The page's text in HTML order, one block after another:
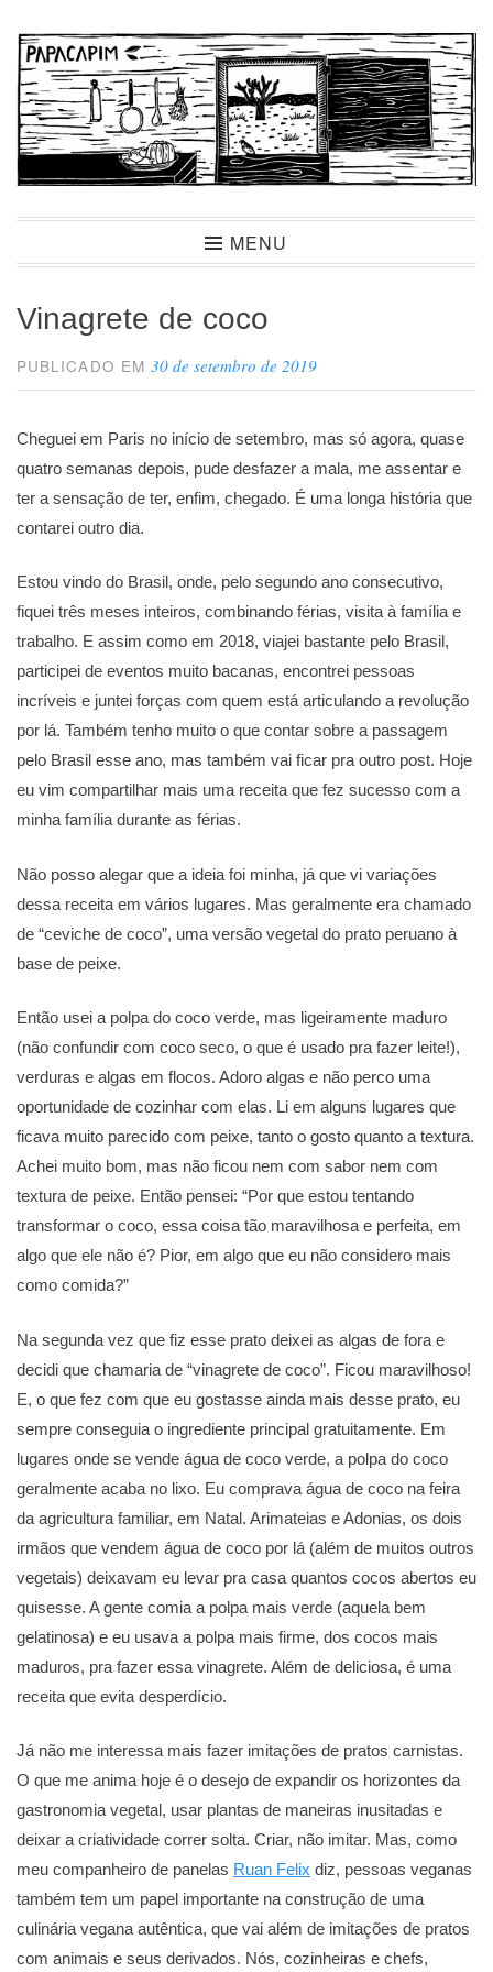
para
conteúdo
PapacapimMENU
Vinagrete de coco
PUBLICADO EM30 de setembro de 2019
Cheguei em Paris no início de setembro, mas só agora, quase
quatro semanas depois, pude desfazer a mala, me assentar e
ter a sensação de ter, enfim, chegado. É uma longa história que
contarei outro dia.
Estou vindo do Brasil, onde, pelo segundo ano consecutivo,
fiquei três meses inteiros, combinando férias, visita à família e
trabalho. E assim como em 2018, viajei bastante pelo Brasil,
participei de eventos muito bacanas, encontrei pessoas
incríveis e juntei forças com quem está articulando a revolução
por lá. Também tenho muito o que contar sobre a passagem
pelo Brasil esse ano, mas também vai ficar pra outro post. Hoje
eu vim compartilhar mais uma receita que fez sucesso com a
minha família durante as férias.
Não posso alegar que a ideia foi minha, já que vi variações
dessa receita em vários lugares. Mas geralmente era chamado
de “ceviche de coco”, uma versão vegetal do prato peruano à
base de peixe.
Então usei a polpa do coco verde, mas ligeiramente maduro
(não confundir com coco seco, o que é usado pra fazer leite!),
verduras e algas em flocos. Adoro algas e não perco uma
oportunidade de cozinhar com elas. Li em alguns lugares que
ficava muito parecido com peixe, tanto o gosto quanto a textura.
Achei muito bom, mas não ficou nem com sabor nem com
textura de peixe. Então pensei: “Por que estou tentando
transformar o coco, essa coisa tão maravilhosa e perfeita, em
algo que ele não é? Pior, em algo que eu não considero mais
como comida?”
Na segunda vez que fiz esse prato deixei as algas de fora e
decidi que chamaria de “vinagrete de coco”. Ficou maravilhoso!
E, o que fez com que eu gostasse ainda mais desse prato, eu
sempre conseguia o ingrediente principal gratuitamente. Em
lugares onde se vende água de coco verde, a polpa do coco
geralmente acaba no lixo. Eu comprava água de coco na feira
da agricultura familiar, em Natal. Arimateias e Adonias, os dois
irmãos que vendem água de coco por lá (além de muitos outros
vegetais) deixavam eu levar pra casa quantos cocos abertos eu
quisesse. A gente comia a polpa mais verde (aquela bem
gelatinosa) e eu usava a polpa mais firme, dos cocos mais
maduros, pra fazer essa vinagrete. Além de deliciosa, é uma
receita que evita desperdício.
Já não me interessa mais fazer imitações de pratos carnistas.
O que me anima hoje é o desejo de expandir os horizontes da
gastronomia vegetal, usar plantas de maneiras inusitadas e
deixar a criatividade correr solta. Criar, não imitar. Mas, como
meu companheiro de panelas Ruan Felix diz, pessoas veganas
também tem um papel importante na construção de uma
culinária vegana autêntica, que vai além de imitações de pratos
com animais e seus derivados. Nós, cozinheiras e chefs,